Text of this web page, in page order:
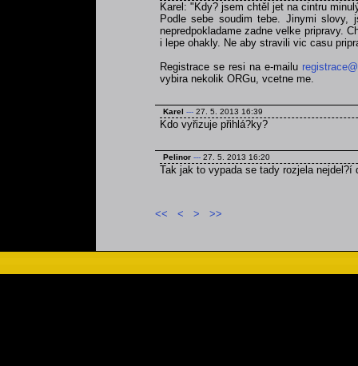
Karel: "Kdy? jsem chtěl jet na cintru
Podle sebe soudim tebe. Jinymi
nepredpokladame zadne velke pripravy.
i lepe ohakly. Ne aby stravili vic casu
Registrace se resi na e-mailu
vybira nekolik ORGu, vcetne me.
Karel --- 27. 5. 2013 16:39
Kdo vyřizuje přihlá?ky?
Pelinor --- 27. 5. 2013 16:20
Tak jak to vypada se tady rozjela nejdel?í
<< < > >>